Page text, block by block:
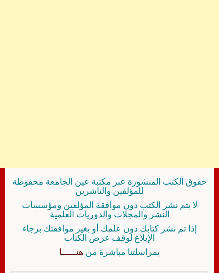
حقوق الكتب المنشورة عبر مكتبة عين الجامعة محفوظة
للمؤلفين والناشرين
لا يتم نشر الكتب دون موافقة المؤلفين ومؤسسات
النشر والمجلات والدوريات العلمية
إذا تم نشر كتابك دون علمك أو بغير موافقتك برجاء
الإبلاغ لوقف عرض الكتاب
بمراسلتنا مباشرة من هنــــــا